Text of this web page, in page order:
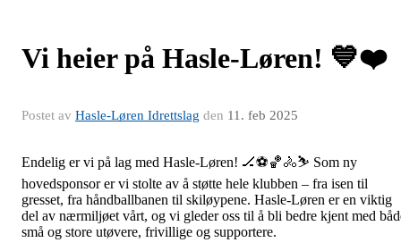
Vi heier på Hasle-Løren! 💙❤️
Postet av Hasle-Løren Idrettslag den 11. feb 2025
Endelig er vi på lag med Hasle-Løren! 🏒⚽🏀🚴⛷️ Som ny
hovedsponsor er vi stolte av å støtte hele klubben – fra isen til
gresset, fra håndballbanen til skiløypene. Hasle-Løren er en viktig
del av nærmiljøet vårt, og vi gleder oss til å bli bedre kjent med
små og store utøvere, frivillige og supportere.